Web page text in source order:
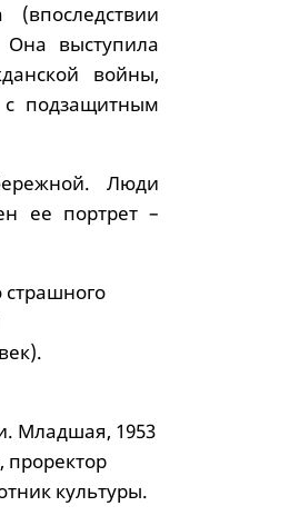
Она выступила
войны,
подзащитным
Люди
ее портрет –
страшного
Младшая, 1953
проректор
культуры.